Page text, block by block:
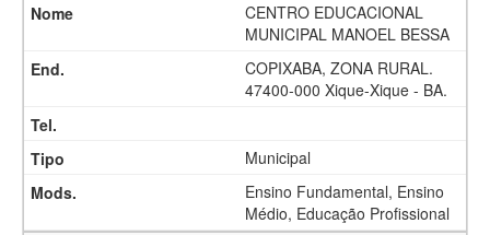
CENTRO EDUCACIONAL
MUNICIPAL MANOEL BESSA
COPIXABA, ZONA RURAL.
47400-000 Xique-Xique - BA.
Municipal
Ensino Fundamental, Ensino
Médio, Educação Profissional